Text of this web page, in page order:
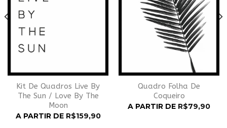
Kit De Quadros Live By
The Sun / Love By The
Moon
A PARTIR DE R$159,90
Quadro Folha De
Coqueiro
A PARTIR DE R$79,90